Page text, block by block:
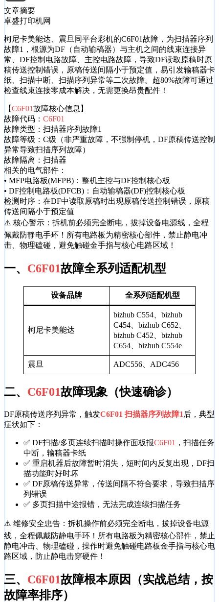
文章摘要
卓盛打印机网
柯尼卡美能达、震旦同平台彩机的C6F01故障，为扫描器序列
故障1，根源为DF（自动输稿器）与主机之间的线束连接异
常、DF控制电路故障、主控电路故障，导致DF读取原稿时原
稿传送控制错误，原稿传送间隔小于预定值，易引发输稿器卡
纸、扫描中断、扫描序列异常等二次故障。超80%故障可通过
检查线束连接零成本解决，无需更换昂贵配件！
【C6F01故障核心信息】
故障代码： C6F01
故障类型：扫描器序列故障1
故障等级：C级（非严重故障，不强制停机，DF原稿传送控制
异常导致扫描序列故障）
故障隔离：扫描器
相关的电气部件：
• MFP电路板(MFPB)：整机主控与DF控制核心板
• DF控制电路板(DFCB)：自动输稿器(DF)控制核心板
检测时序：在DF中读取原稿时出现原稿传送控制错误，原稿
传送间隔小于预定值
⚠️ 核心警示：拆机前必须完全断电，拔掉设备电源线，全程
佩戴防静电手环！所有电路板为精密核心部件，禁止静电冲
击、物理磕碰，避免触碰金手指与核心电路区域！
一、 C6F01故障全系列适配机型
设备品牌 全系列适配机型
柯尼卡美能达
bizhub C554、bizhub
C454、bizhub C652、
bizhub C452、bizhub
C654、bizhub C554e
震旦 ADC556、ADC456
二、 C6F01故障现象（快速确诊）
DF原稿传送序列异常，触发C6F01 扫描器序列故障1 后，典型
症状如下：
✅ DF扫描/多页连续扫描时操作面板报C6F01 ，扫描任务
中断，输稿器卡纸
✅ 重启机器后故障暂时消失，短时间内反复出现，DF扫
描功能时好时坏
✅ DF原稿传送异常，传送间隔不符合要求，导致扫描序
列错误
✅ 多页扫描中途报错，无法完成连续扫描任务
⚠️ 维修安全忠告：拆机操作前必须完全断电，拔掉设备电源
线，全程佩戴防静电手环！所有电路板为精密核心部件，禁止
静电冲击、物理磕碰，操作时避免触碰电路板金手指与核心电
路区域，防止静电击穿硬件！
三、 C6F01故障根本原因（实战总结，按
故障率排序）